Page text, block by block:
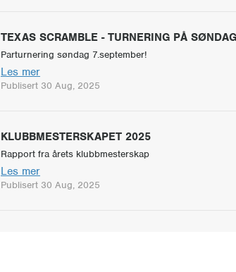
TEXAS SCRAMBLE - TURNERING PÅ
Parturnering søndag 7.september!
Les mer
Publisert 30 Aug, 2025
KLUBBMESTERSKAPET 2025
Rapport fra årets klubbmesterskap
Les mer
Publisert 30 Aug, 2025